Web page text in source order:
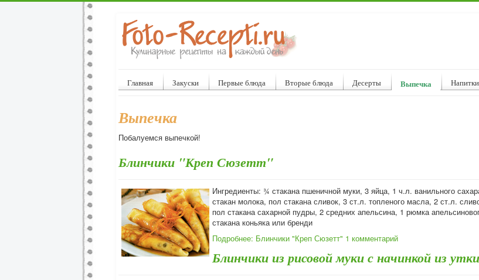
Главная Закуски Первые блюда Вторые блюда Десерты Выпечка Напитки
Выпечка
Побалуемся выпечкой!
Блинчики "Креп Сюзетт"
Ингредиенты: ¾ стакана пшеничной муки, 3 яйца, 1 ч.л. ванильного
стакан молока, пол стакана сливок, 3 ст.л. топленого масла, 2 ст.л.
пол стакана сахарной пудры, 2 средних апельсина, 1 рюмка
стакана коньяка или бренди
Подробнее: Блинчики "Креп Сюзетт" 1 комментарий
Блинчики из рисовой муки с начинкой из утки